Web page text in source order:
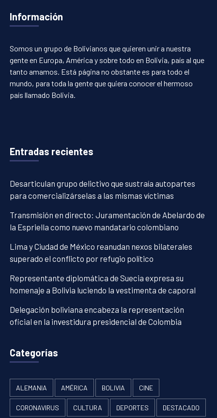
Información
Somos un grupo de Bolivianos que quieren unir a nuestra
gente en Europa, América y sobre todo en Bolivia, país al que
tanto amamos. Está página no obstante es para todo el
mundo, para toda la gente que quiera conocer el hermoso
país llamado Bolivia.
Entradas recientes
Desarticulan grupo delictivo que sustraía autopartes
para comercializárselas a las mismas víctimas
Transmisión en directo: Juramentación de Abelardo de
la Espriella como nuevo mandatario colombiano
Lima y Ciudad de México reanudan nexos bilaterales
superado el conflicto por refugio político
Representante diplomática de Suecia expresa su
homenaje a Bolivia luciendo la vestimenta de caporal
Delegación boliviana encabeza la representación
oficial en la investidura presidencial de Colombia
Categorías
ALEMANIA AMÉRICA BOLIVIA CINE
CORONAVIRUS CULTURA DEPORTES DESTACADO